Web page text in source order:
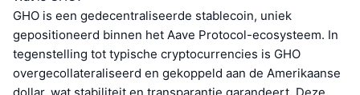
GHO is een gedecentraliseerde stablecoin, uniek
gepositioneerd binnen het Aave Protocol-ecosysteem. In
tegenstelling tot typische cryptocurrencies is GHO
overgecollateraliseerd en gekoppeld aan de Amerikaanse
dollar, wat stabiliteit en transparantie garandeert. Deze